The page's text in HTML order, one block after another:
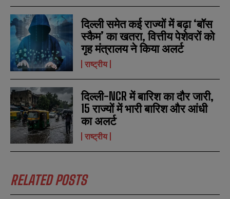
b
e
r
b
e
r
दिल्ली समेत कई राज्यों में बढ़ा ‘बॉस
स्कैम’ का खतरा, वित्तीय पेशेवरों को
गृह मंत्रालय ने किया अलर्ट
राष्ट्रीय
दिल्ली-NCR में बारिश का दौर जारी,
15 राज्यों में भारी बारिश और आंधी
का अलर्ट
राष्ट्रीय
RELATED POSTS